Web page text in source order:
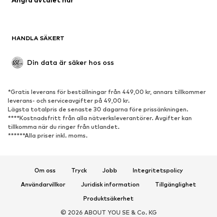
Nytt
Boots & stövlar
Lågskor
SPORT
Sportkläder
Sporttyper
Sportskor
ACCESSOARER
HANDLA SÄKERT
Din data är säker hos oss
*Gratis leverans för beställningar från 449,00 kr, annars tillkommer
leverans- och serviceavgifter på 49,00 kr.
Lägsta totalpris de senaste 30 dagarna före prissänkningen.
****Kostnadsfritt från alla nätverksleverantörer. Avgifter kan
tillkomma när du ringer från utlandet.
******Alla priser inkl. moms.
Om oss Tryck Jobb
Integritetspolicy
Användarvillkor
Juridisk information
Tillgänglighet
Produktsäkerhet
© 2026 ABOUT YOU SE & Co. KG